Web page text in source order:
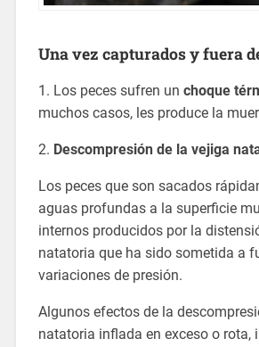
Una vez capturados y fuera
1. Los peces sufren un choque
muchos casos, les produce la
2. Descompresión de la vejiga
Los peces que son sacados
aguas profundas a la superficie
internos producidos por la
natatoria que ha sido sometida a
variaciones de presión.
Algunos efectos de la
natatoria inflada en exceso o rota,